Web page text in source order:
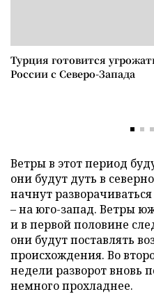
Турция готовится
России с Северо-Запада
Ветры в этот период
они будут дуть в
начнут
– на юго-запад. Ветры
и в первой половине
они будут поставлять
происхождения. Во
недели разворот вновь
немного прохладнее.